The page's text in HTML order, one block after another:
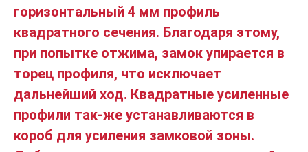
горизонтальный 4 мм профиль
квадратного сечения. Благодаря этому,
при попытке отжима, замок упирается в
торец профиля, что исключает
дальнейший ход. Квадратные усиленные
профили так-же устанавливаются в
короб для усиления замковой зоны.